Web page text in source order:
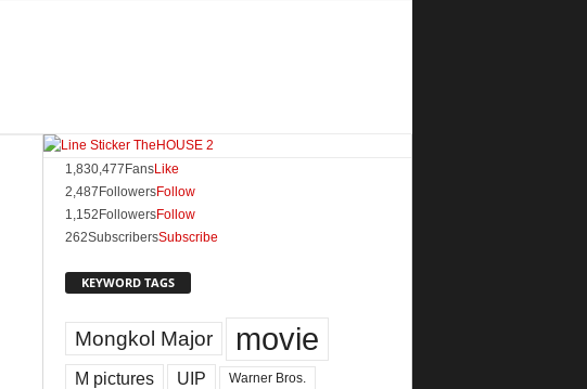
1,830,477 FansLike
2,487 FollowersFollow
1,152 FollowersFollow
262SubscribersSubscribe
KEYWORD TAGS
Mongkol Major movie
M pictures UIP Warner Bros.